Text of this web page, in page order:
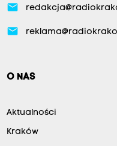
email
email
O NAS
Aktualności
Kraków